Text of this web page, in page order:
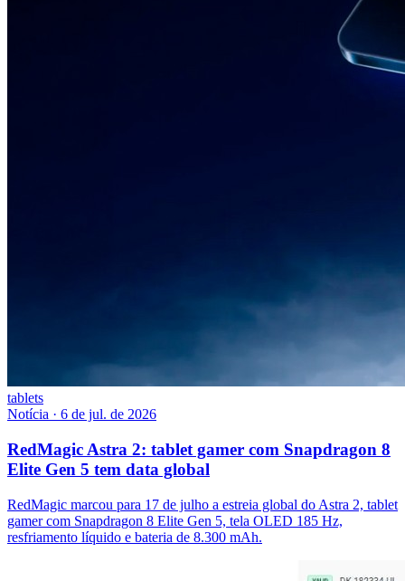
tablets
Notícia · 6 de jul. de 2026
RedMagic Astra 2: tablet gamer com Snapdragon 8
Elite Gen 5 tem data global
RedMagic marcou para 17 de julho a estreia global do Astra 2, tablet
gamer com Snapdragon 8 Elite Gen 5, tela OLED 185 Hz,
resfriamento líquido e bateria de 8.300 mAh.